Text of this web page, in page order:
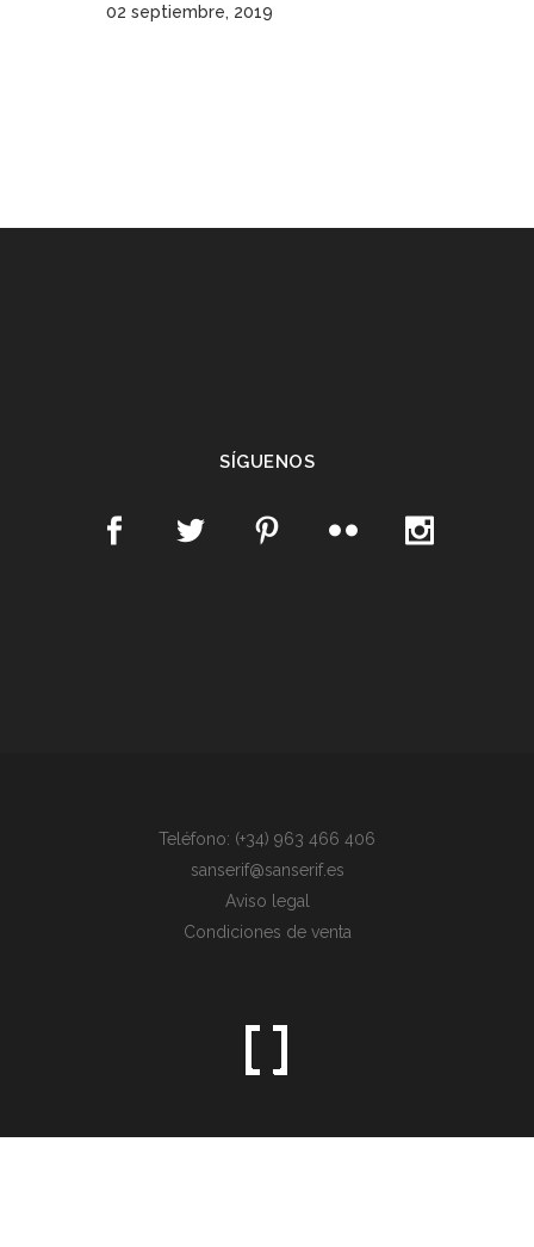
02 septiembre, 2019
SÍGUENOS
Teléfono: (+34) 963 466 406
sanserif@sanserif.es
Aviso legal
Condiciones de venta